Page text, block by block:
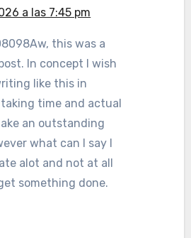
a las 7:45 pm
this was a
In concept I wish
like this in
time and actual
an outstanding
what can I say I
alot and not at all
something done.